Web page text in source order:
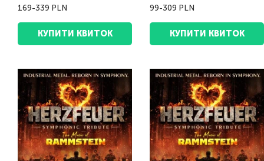
169-339 PLN
КУПИТИ КВИТОК
99-309 PLN
КУПИТИ КВИТОК